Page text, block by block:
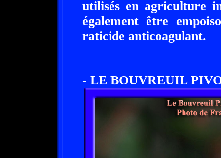
utilisés en agriculture
également être
raticide anticoagulant.
- LE BOUVREUIL